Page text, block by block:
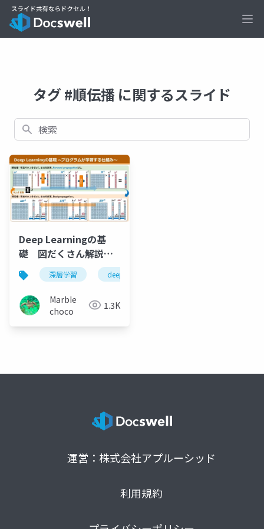
タグ #順伝播 に関するスライド
検索
Deep Learningの基
礎 図だくさん解説 ~
プログラムが自己学習
する仕組み~
深層学習 deep learning
MarbIe
choco
1.3K
運営：株式会社アプルーシッド
利用規約